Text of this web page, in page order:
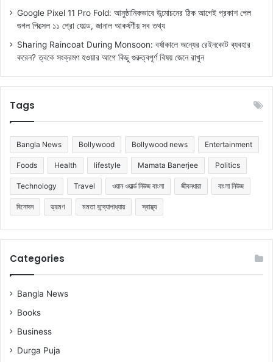
Google Pixel 11 Pro Fold: আনুষ্ঠানিকভাবে উন্মোচনের ঠিক আগেই প্রকাশ পেল
গুগল পিক্সেল ১১ প্রো ফোল্ড, জানাল আকর্ষণীয় সব তথ্য
Sharing Raincoat During Monsoon: বর্ষাকালে অন্যের রেইনকোট ব্যবহার
করেন? ত্বকে সংক্রমণ হওয়ার আগে কিছু গুরুত্বপূর্ণ বিষয় জেনে রাখুন
Tags
Bangla News Bollywood Bollywood news Entertainment
Foods Health lifestyle Mamata Banerjee Politics
Technology Travel ওয়ান ওয়ার্ল্ড নিউজ বাংলা জীবনধারা বাংলা নিউজ
বিনোদন ভ্রমণ মমতা বন্দ্যোপাধ্যায় স্বাস্থ্য
Categories
Bangla News
Books
Business
Durga Puja